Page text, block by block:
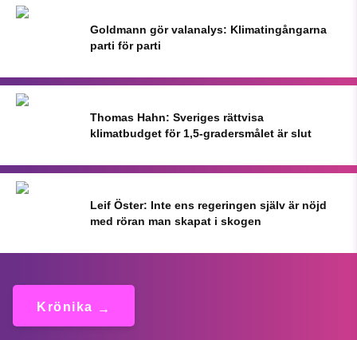
Goldmann gör valanalys: Klimatingångarna
parti för parti
Thomas Hahn: Sveriges rättvisa
klimatbudget för 1,5-gradersmålet är slut
Leif Öster: Inte ens regeringen själv är nöjd
med röran man skapat i skogen
Krönika